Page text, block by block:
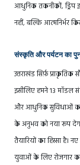
आधुनिक तकनीकों, ड्रिप
नहीं, बल्कि आत्मनिर्भर
संस्कृति और पर्यटन का
उत्तराखंड सिर्फ़
इसीलिए हमने 13 मॉडल
और आधुनिक सुविधाओं का
के अनुभव को नया रूप
तैयारियों का हिस्सा है।
युवाओं के लिए रोजगार